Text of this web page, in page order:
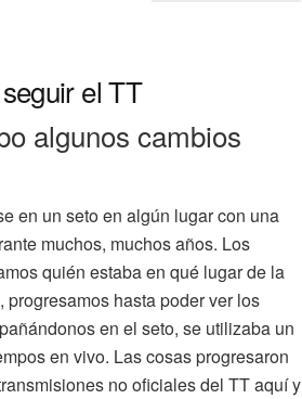
el TT
algunos cambios
en un seto en algún lugar con una
muchos, muchos años. Los
quién estaba en qué lugar de la
hasta poder ver los
en el seto, se utilizaba un
en vivo. Las cosas progresaron
no oficiales del TT aquí y